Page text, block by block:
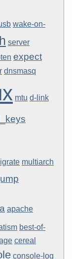
wake-on-
server
expect
dnsmasq
mtu d-link
multiarch
apache
best-of-
cereal
console-log